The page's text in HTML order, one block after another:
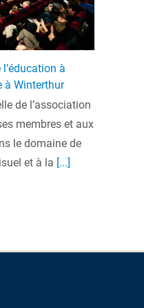
à
à Winterthur
de l’association
membres et aux
le domaine de
et à la [...]